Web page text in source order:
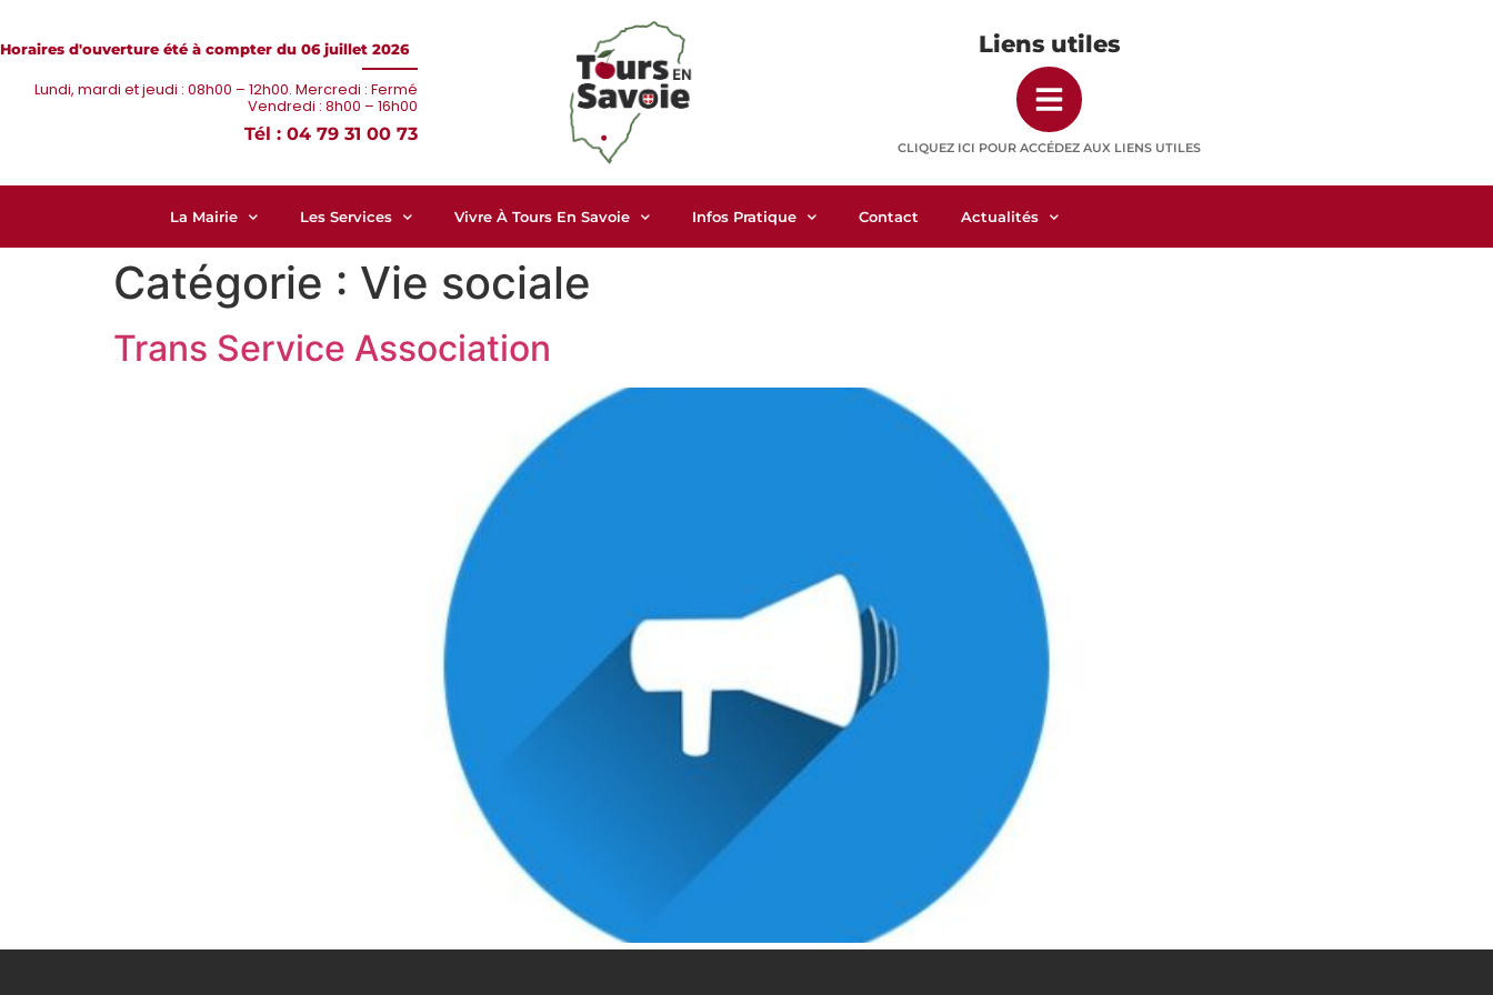
Horaires d'ouverture été à compter du 06 juillet 2026
Lundi, mardi et jeudi : 08h00 – 12h00. Mercredi : Fermé
Vendredi : 8h00 – 16h00
Tél : 04 79 31 00 73
Liens utiles
CLIQUEZ ICI POUR ACCÉDEZ AUX LIENS UTILES
La Mairie Les Services Vivre À Tours En Savoie Infos Pratique Contact Actualités
Catégorie : Vie sociale
Trans Service Association